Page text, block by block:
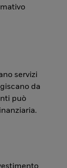
servizi
da
può